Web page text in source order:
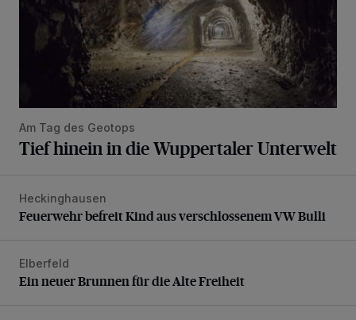
Am Tag des Geotops
Tief hinein in die Wuppertaler Unterwelt
Feuerwehr befreit Kind aus verschlossenem VW Bulli
Heckinghausen
Feuerwehr befreit Kind aus verschlossenem VW Bulli
Ein neuer Brunnen für die Alte Freiheit
Elberfeld
Ein neuer Brunnen für die Alte Freiheit